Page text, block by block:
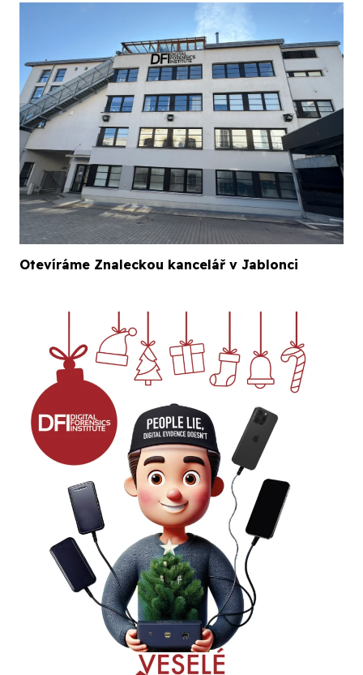
Otevíráme Znaleckou kancelář v Jablonci